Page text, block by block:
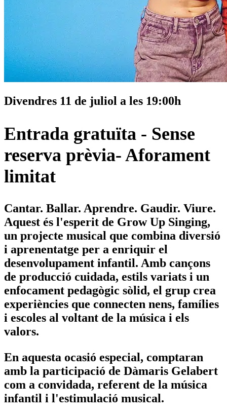
Divendres 11 de juliol a les 19:00h
Entrada gratuïta - Sense
reserva prèvia- Aforament
limitat
Cantar. Ballar. Aprendre. Gaudir. Viure.
Aquest és l'esperit de Grow Up Singing,
un projecte musical que combina diversió
i aprenentatge per a enriquir el
desenvolupament infantil. Amb cançons
de producció cuidada, estils variats i un
enfocament pedagògic sòlid, el grup crea
experiències que connecten nens, famílies
i escoles al voltant de la música i els
valors.
En aquesta ocasió especial, comptaran
amb la participació de Dàmaris Gelabert
com a convidada, referent de la música
infantil i l'estimulació musical.